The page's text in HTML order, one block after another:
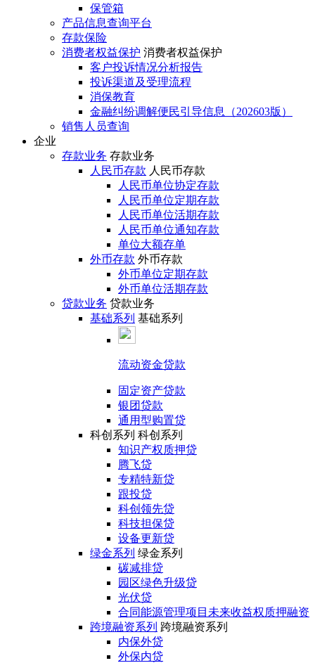
保管箱
产品信息查询平台
存款保险
消费者权益保护 消费者权益保护
客户投诉情况分析报告
投诉渠道及受理流程
消保教育
金融纠纷调解便民引导信息（202603版）
销售人员查询
企业
存款业务 存款业务
人民币存款 人民币存款
人民币单位协定存款
人民币单位定期存款
人民币单位活期存款
人民币单位通知存款
单位大额存单
外币存款 外币存款
外币单位定期存款
外币单位活期存款
贷款业务 贷款业务
基础系列 基础系列
流动资金贷款
固定资产贷款
银团贷款
通用型购置贷
科创系列 科创系列
知识产权质押贷
腾飞贷
专精特新贷
跟投贷
科创领先贷
科技担保贷
设备更新贷
绿金系列 绿金系列
碳减排贷
园区绿色升级贷
光伏贷
合同能源管理项目未来收益权质押融资
跨境融资系列 跨境融资系列
内保外贷
外保内贷